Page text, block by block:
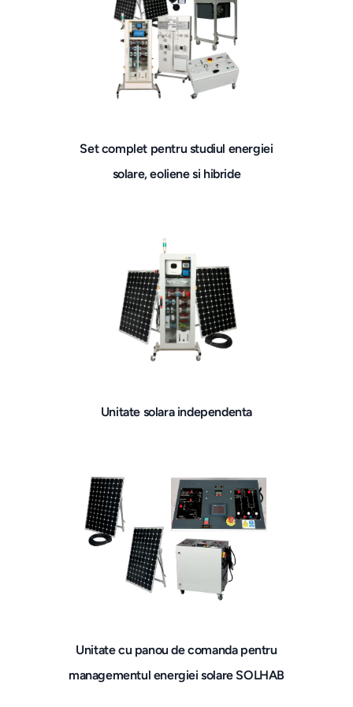
Set complet pentru studiul energiei
solare, eoliene si hibride
Unitate solara independenta
Unitate cu panou de comanda pentru
managementul energiei solare SOLHAB